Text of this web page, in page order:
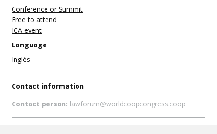
Conference or Summit
Free to attend
ICA event
Language
Inglés
Contact information
Contact person: lawforum@worldcoopcongress.coop